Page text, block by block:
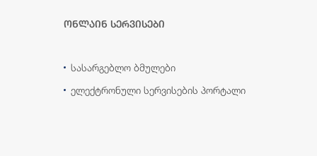
ონლაინ სერვისები
სასარგებლო ბმულები
ელექტრონული სერვისების პორტალი